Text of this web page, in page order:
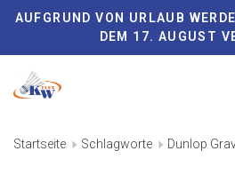
AUFGRUND VON URLAUB
DEM 17. AUGUST
Startseite Schlagworte Dunlop